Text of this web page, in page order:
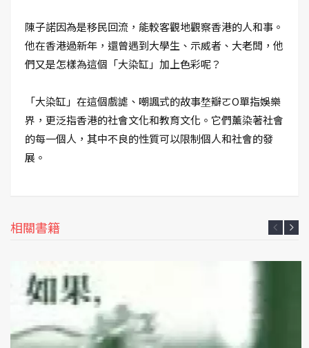
陳子諾因為是移民回流，能較客觀地觀察香港的人和事。
他在香港過新年，還曾遇到大學生、示威者、大老闆，他
們又是怎樣為這個「大染缸」加上色彩呢？
「大染缸」在這個戲謔、嘲諷式的故事堥瓣ㄛO單指娛樂
界，更泛指香港的社會文化和教育文化。它們薰染著社會
的每一個人，其中不良的性質可以限制個人和社會的發
展。
相關書籍